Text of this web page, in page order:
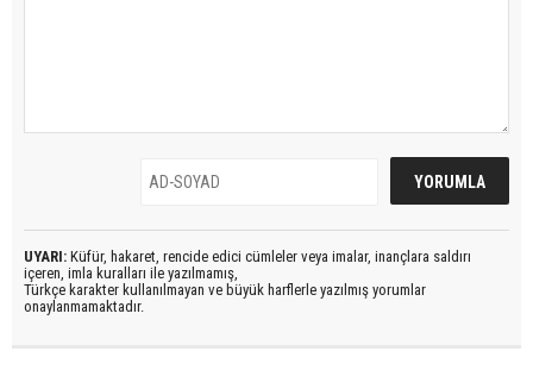
UYARI: Küfür, hakaret, rencide edici cümleler veya imalar, inançlara saldırı
içeren, imla kuralları ile yazılmamış,
Türkçe karakter kullanılmayan ve büyük harflerle yazılmış yorumlar
onaylanmamaktadır.